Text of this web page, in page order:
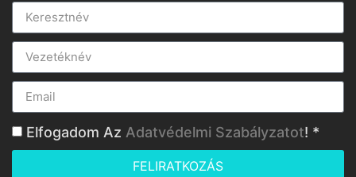
Elfogadom Az Adatvédelmi Szabályzatot! *
FELIRATKOZÁS